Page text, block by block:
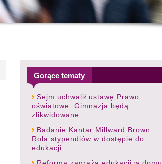
Gorące tematy
Sejm uchwalił ustawę Prawo
oświatowe. Gimnazja będą
zlikwidowane
Badanie Kantar Millward Brown:
Rola stypendiów w dostępie do
edukacji